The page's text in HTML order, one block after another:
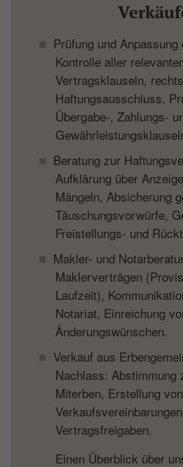
Prüfung und
Kontrolle aller
Vertragsklauseln,
Haftungsausschluss,
Übergabe-, Zahlungs-
Beratung zur
Aufklärung über
Mängeln, Absicherung
Täuschungsvorwürfe,
Freistellungs- und
Makler- und
Maklerverträgen
Laufzeit),
Notariat, Einreichung
Änderungswünschen.
Verkauf aus
Nachlass: Abstimmung
Miterben, Erstellung
Vertragsfreigaben.
Einen Überblick über